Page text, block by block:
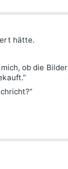
hätte.
ob die Bilder